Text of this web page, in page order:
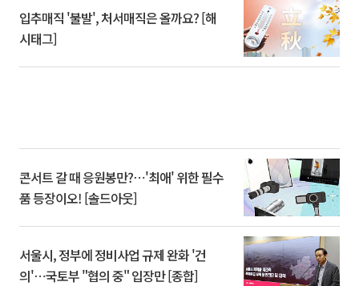
입추매직 '불발', 처서매직은 올까요? [해
시태그]
콘서트 갈 때 응원봉만?⋯'최애' 위한 필수
품 등장이오! [솔드아웃]
서울시, 정부에 정비사업 규제 완화 '건
의'⋯국토부 "협의 중" 입장만 [종합]